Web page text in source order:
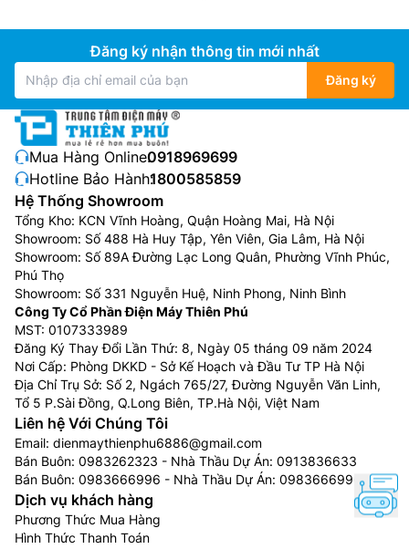
Từng khoảnh khắc đều sống động. Tương tự công
nghệ điều khiển đèn nền cốt lõi được dùng trong các
màn hình chuyên dụng (màn hình chuyên nghiệp) của
Sony, XR Backlight Master Drive sử dụng thuật toán
làm mờ cục bộ độc đáo để điều khiển chính xác hàng
nghìn đèn LED, giúp mang đến độ tương phản tuyệt
đẹp. Tivi Sony 4K K-85XR50 này bắt trọn ánh sáng và
bóng tối tuyệt đẹp với hiệu ứng chuyển tông màu
chính xác, từ đổ bóng khuôn mặt tinh tế đến các điểm
sáng nổi bật
Hình ảnh sắc nét. Với công nghệ AI.
Chiêm ngưỡng từng chi tiết. Bằng cách điều chỉnh quá
Đăng ký nhận thông tin mới nhất
Đăng ký
Mua Hàng Online:0918969699
Hotline Bảo Hành:1800585859
Hệ Thống Showroom
Tổng Kho: KCN Vĩnh Hoàng, Quận Hoàng Mai, Hà Nội
Showroom: Số 488 Hà Huy Tập, Yên Viên, Gia Lâm, Hà Nội
Showroom: Số 89A Đường Lạc Long Quân, Phường Vĩnh Phúc,
Phú Thọ
Showroom: Số 331 Nguyễn Huệ, Ninh Phong, Ninh Bình
Công Ty Cổ Phần Điện Máy Thiên Phú
MST: 0107333989
Đăng Ký Thay Đổi Lần Thứ: 8, Ngày 05 tháng 09 năm 2024
Nơi Cấp: Phòng DKKD - Sở Kế Hoạch và Đầu Tư TP Hà Nội
Địa Chỉ Trụ Sở: Số 2, Ngách 765/27, Đường Nguyễn Văn Linh,
Tổ 5 P.Sài Đồng, Q.Long Biên, TP.Hà Nội, Việt Nam
Liên hệ Với Chúng Tôi
Email: dienmaythienphu6886@gmail.com
Bán Buôn: 0983262323 - Nhà Thầu Dự Án: 0913836633
Bán Buôn: 0983666996 - Nhà Thầu Dự Án: 0983666996
Dịch vụ khách hàng
Phương Thức Mua Hàng
Hình Thức Thanh Toán